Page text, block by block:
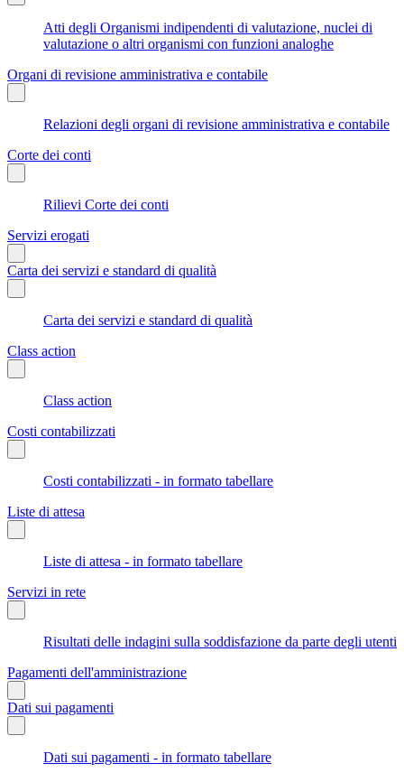
Atti degli Organismi indipendenti di valutazione, nuclei di
valutazione o altri organismi con funzioni analoghe
Organi di revisione amministrativa e contabile
Relazioni degli organi di revisione amministrativa e contabile
Corte dei conti
Rilievi Corte dei conti
Servizi erogati
Carta dei servizi e standard di qualità
Carta dei servizi e standard di qualità
Class action
Class action
Costi contabilizzati
Costi contabilizzati - in formato tabellare
Liste di attesa
Liste di attesa - in formato tabellare
Servizi in rete
Risultati delle indagini sulla soddisfazione da parte degli utenti
Pagamenti dell'amministrazione
Dati sui pagamenti
Dati sui pagamenti - in formato tabellare